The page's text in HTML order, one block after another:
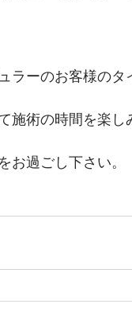
ラーのお客様の
施術の時間を楽し
お過ごし下さい。